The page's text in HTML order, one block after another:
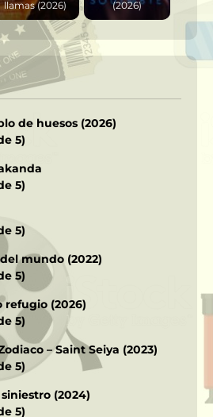
llamas (2026)
(2026)
de huesos (2026)
5)
5)
5)
mundo (2022)
5)
refugio (2026)
5)
– Saint Seiya (2023)
5)
(2024)
5)